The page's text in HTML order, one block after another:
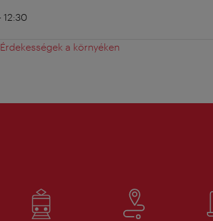
12:30
Érdekességek a környéken